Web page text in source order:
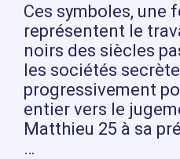
Ces symboles, une
représentent le
noirs des siècles
les sociétés
progressivement
entier vers le
Matthieu 25 à sa
…